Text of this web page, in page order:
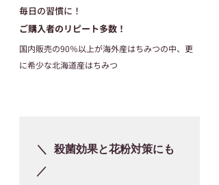
毎日の習慣に！
ご購入者のリピート多数！
国内販売の90％以上が海外産はちみつの中、更
に希少な北海道産はちみつ
＼ 殺菌効果と花粉対策にも
／